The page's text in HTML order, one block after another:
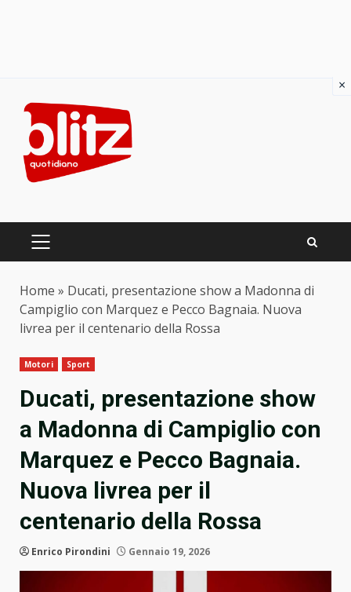
content
PRIMARY
Home » Ducati, presentazione show a Madonna di
Campiglio con Marquez e Pecco Bagnaia. Nuova
livrea per il centenario della Rossa
Motori Sport
Ducati, presentazione show
a Madonna di Campiglio con
Marquez e Pecco Bagnaia.
Nuova livrea per il
centenario della Rossa
Enrico Pirondini Gennaio 19, 2026
×